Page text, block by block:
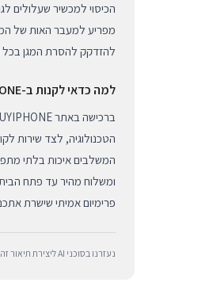
הכיסוי למכשיר שעלולים
מפריע למעבר האות של
להזדקק להסרת המגן
למה כדאי לקנות ב-BUYIPHONE
הטכנולוגיה, לצד שירות
המשלבים איכות בלתי
פרימיום אמיתי שישרת
נעזרנו בסוכני AI ליצירת תיאור זה. במידה ומצאת טעות, נשמח אם